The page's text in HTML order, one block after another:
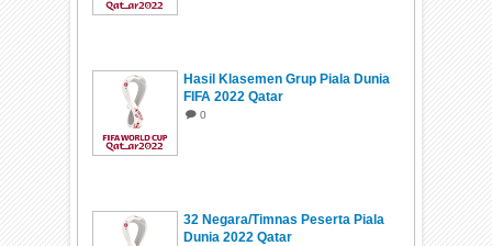
Hasil Klasemen Grup Piala Dunia
FIFA 2022 Qatar
0
32 Negara/Timnas Peserta Piala
Dunia 2022 Qatar